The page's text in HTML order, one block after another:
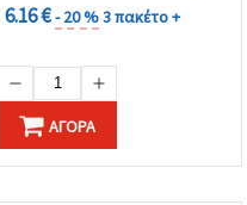
6.16 €- 20 %3 πακέτο +
ΑΓΟΡΆ